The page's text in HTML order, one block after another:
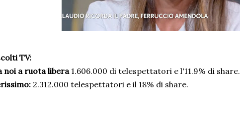
TV:
noi a ruota libera1.606.000 di telespettatori e l'11.9% di share.
2.312.000 telespettatori e il 18% di share.